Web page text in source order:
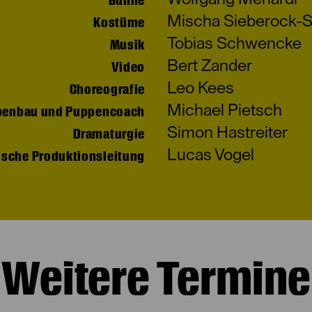
Kostüme
Mischa Sieberock-
Musik
Tobias Schwencke
Video
Bert Zander
Choreografie
Leo Kees
und Puppencoach
Michael Pietsch
Dramaturgie
Simon Hastreiter
Produktionsleitung
Lucas Vogel
Weitere Termine